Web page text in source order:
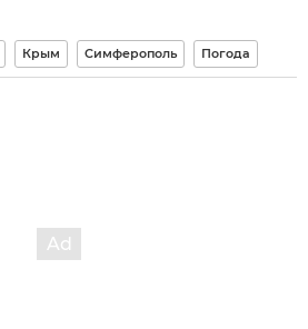
Крым Симферополь Погода